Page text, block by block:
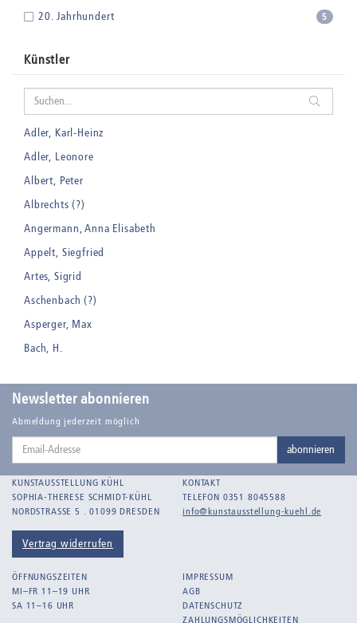
5
20. Jahrhundert
Künstler
Adler, Karl-Heinz
Adler, Leonore
Albert, Peter
Albrechts (?)
Angermann, Anna Elisabeth
Appelt, Siegfried
Artes, Sigrid
Aschenbach (?)
Asperger, Max
Bach, H.
Balden, Theo , eigentlich Otto Koehler
Balden-Wolff, Annemarie
Bankroth, Bernd
Bankroth, Ursula
Barth, Arthur Julius
Bartnig, Horst
Bartzsch, Paul Kurt
Becker, F.
Beckmann, Max
Newsletter abonnieren
Abmeldung jederzeit möglich
Email-
abonnieren
KUNSTAUSSTELLUNG KÜHL
SOPHIA-THERESE SCHMIDT-KÜHL
NORDSTRASSE 5 . 01099 DRESDEN
Vertrag widerrufen
KONTAKT
TELEFON 0351 8045588
info@kunstausstellung-kuehl.de
ÖFFNUNGSZEITEN
MI–FR 11–19 UHR
SA 11–16 UHR
IMPRESSUM
AGB
DATENSCHUTZ
ZAHLUNGSMÖGLICHKEITEN